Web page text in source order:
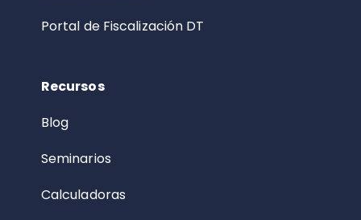
Portal de Fiscalización DT
Recursos
Blog
Seminarios
Calculadoras